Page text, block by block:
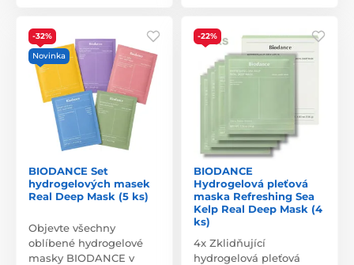
-32%
Novinka
BIODANCE Set
hydrogelových masek
Real Deep Mask (5 ks)
Objevte všechny
oblíbené hydrogelové
masky BIODANCE v
-22%
BIODANCE
Hydrogelová pleťová
maska Refreshing Sea
Kelp Real Deep Mask (4
ks)
4x Zklidňující
hydrogelová pleťová